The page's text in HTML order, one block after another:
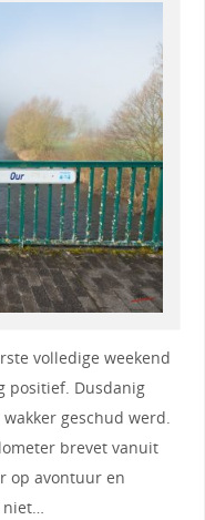
volledige weekend
positief. Dusdanig
geschud werd.
brevet vanuit
op avontuur en
niet…